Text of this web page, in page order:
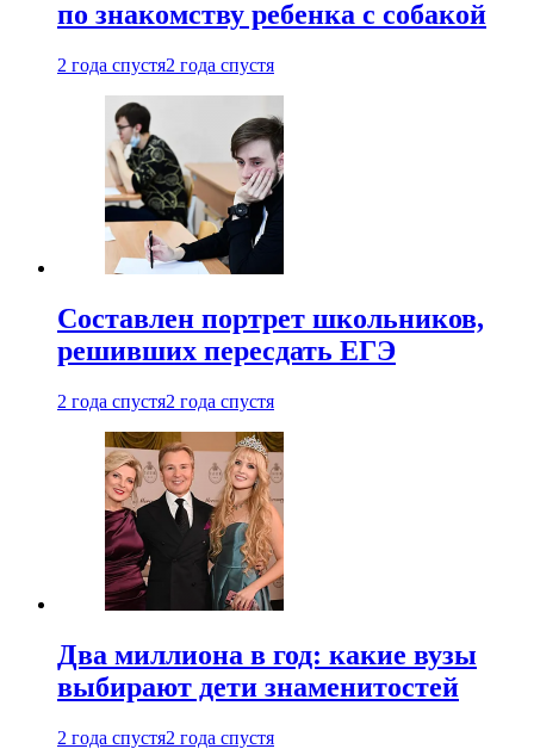
по знакомству ребенка с собакой
2 года спустя2 года спустя
Составлен портрет школьников,
решивших пересдать ЕГЭ
2 года спустя2 года спустя
Два миллиона в год: какие вузы
выбирают дети знаменитостей
2 года спустя2 года спустя